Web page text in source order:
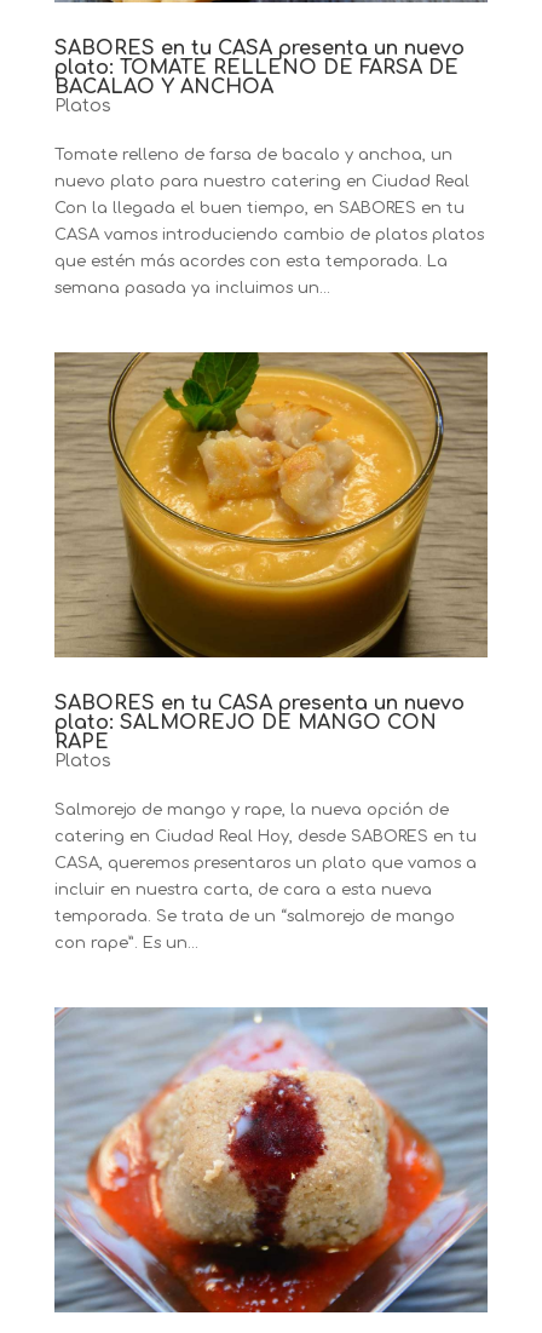
SABORES en tu CASA presenta un nuevo
plato: TOMATE RELLENO DE FARSA DE
BACALAO Y ANCHOA
Platos
Tomate relleno de farsa de bacalo y anchoa, un
nuevo plato para nuestro catering en Ciudad Real
Con la llegada el buen tiempo, en SABORES en tu
CASA vamos introduciendo cambio de platos platos
que estén más acordes con esta temporada. La
semana pasada ya incluimos un...
SABORES en tu CASA presenta un nuevo
plato: SALMOREJO DE MANGO CON
RAPE
Platos
Salmorejo de mango y rape, la nueva opción de
catering en Ciudad Real Hoy, desde SABORES en tu
CASA, queremos presentaros un plato que vamos a
incluir en nuestra carta, de cara a esta nueva
temporada. Se trata de un “salmorejo de mango
con rape”. Es un...